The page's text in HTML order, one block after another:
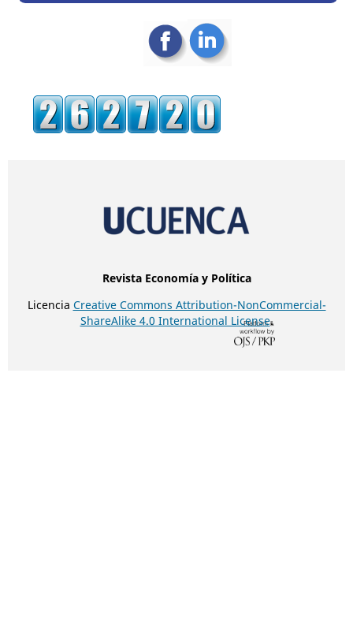
Revista Economía y Política
Licencia Creative Commons Attribution-NonCommercial-
ShareAlike 4.0 International License.